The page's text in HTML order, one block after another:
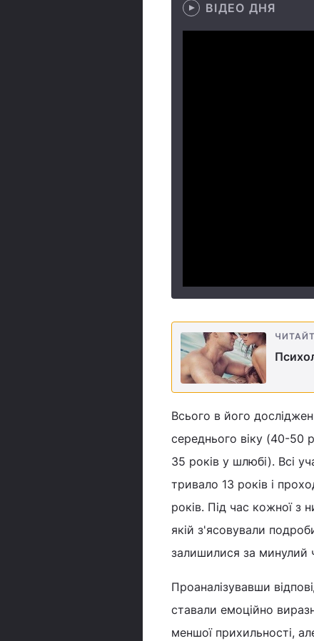
ВІДЕО ДНЯ
Всього в його
середнього віку (40-50
35 років у шлюбі). Всі
тривало 13 років і
років. Під час кожної з
якій з'ясовували
залишилися за минулий
Проаналізувавши
ставали емоційно
меншої прихильності,